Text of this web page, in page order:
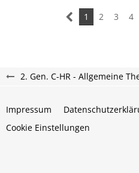
1 2 3 4
2. Gen. C-HR - Allgemeine
Impressum
Cookie Einstellungen